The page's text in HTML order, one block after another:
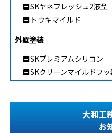
SKヤネフレッシュ2液型
トウキマイルド
外壁塗装
SKプレミアムシリコン
SKクリーンマイルドフッ
大和工
お